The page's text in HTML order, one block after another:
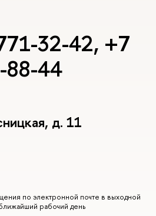
32-42, +7
44
д. 11
по электронной почте в выходной
рабочий день